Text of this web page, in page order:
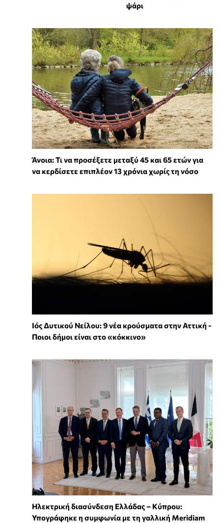
ψάρι
Άνοια: Τι να προσέξετε μεταξύ 45 και 65 ετών για
να κερδίσετε επιπλέον 13 χρόνια χωρίς τη νόσο
Ιός Δυτικού Νείλου: 9 νέα κρούσματα στην Αττική -
Ποιοι δήμοι είναι στο «κόκκινο»
Ηλεκτρική διασύνδεση Ελλάδας – Κύπρου:
Υπογράφηκε η συμφωνία με τη γαλλική Meridiam